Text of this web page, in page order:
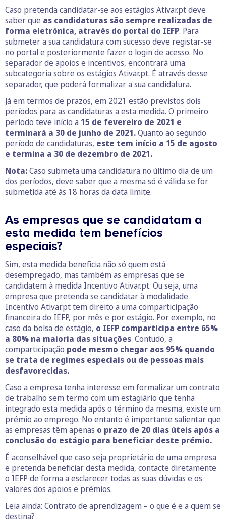
Caso pretenda candidatar-se aos estágios Ativar.pt deve
saber que as candidaturas são sempre realizadas de
forma eletrónica, através do portal do IEFP. Para
submeter a sua candidatura com sucesso deve registar-se
no portal e posteriormente fazer o login de acesso. No
separador de apoios e incentivos, encontrará uma
subcategoria sobre os estágios Ativar.pt. É através desse
separador, que poderá formalizar a sua candidatura.
Já em termos de prazos, em 2021 estão previstos dois
períodos para as candidaturas a esta medida. O primeiro
período teve início a 15 de fevereiro de 2021 e
terminará a 30 de junho de 2021.Quanto ao segundo
período de candidaturas, este tem início a 15 de agosto
e termina a 30 de dezembro de 2021.
Nota:Caso submeta uma candidatura no último dia de um
dos períodos, deve saber que a mesma só é válida se for
submetida até às 18 horas da data limite.
As empresas que se candidatam a
esta medida tem benefícios
especiais?
Sim, esta medida beneficia não só quem está
desempregado, mas também as empresas que se
candidatem à medida Incentivo Ativar.pt. Ou seja, uma
empresa que pretenda se candidatar à modalidade
Incentivo Ativar.pt tem direito a uma comparticipação
financeira do IEFP, por mês e por estágio. Por exemplo, no
caso da bolsa de estágio, o IEFP comparticipa entre 65%
a 80% na maioria das situações. Contudo, a
comparticipação pode mesmo chegar aos 95% quando
se trata de regimes especiais ou de pessoas mais
desfavorecidas.
Caso a empresa tenha interesse em formalizar um contrato
de trabalho sem termo com um estagiário que tenha
integrado esta medida após o término da mesma, existe um
prémio ao emprego. No entanto é importante salientar que
as empresas têm apenas o prazo de 20 dias úteis após a
conclusão do estágio para beneficiar deste prémio.
É aconselhável que caso seja proprietário de uma empresa
e pretenda beneficiar desta medida, contacte diretamente
o IEFP de forma a esclarecer todas as suas dúvidas e os
valores dos apoios e prémios.
Leia ainda: Contrato de aprendizagem – o que é e a quem se
destina?